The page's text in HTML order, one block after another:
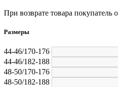
При возврате товара покупатель
Размеры
44-46/170-176
44-46/182-188
48-50/170-176
48-50/182-188